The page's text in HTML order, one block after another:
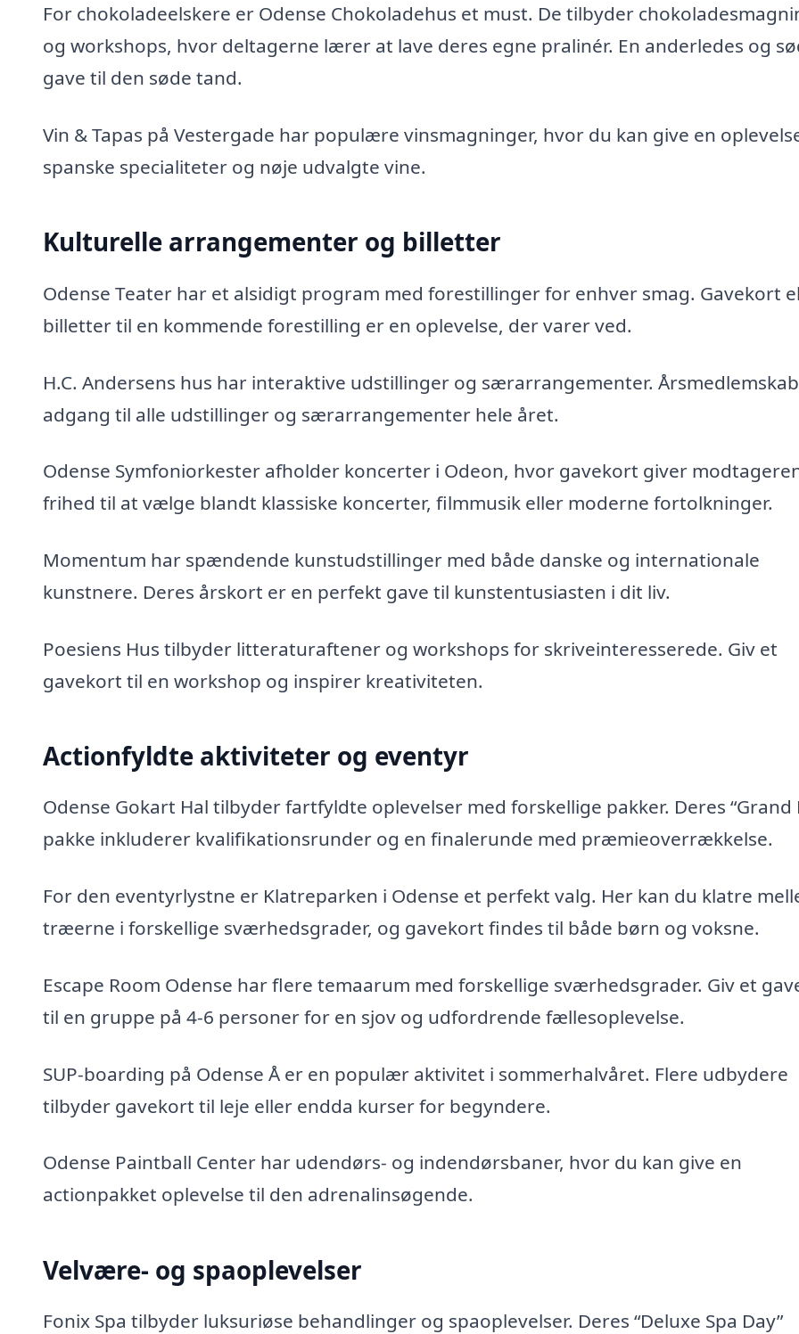
For chokoladeelskere er Odense Chokoladehus et must. De tilbyder
og workshops, hvor deltagerne lærer at lave deres egne pralinér. En anderledes og
gave til den søde tand.
Vin & Tapas på Vestergade har populære vinsmagninger, hvor du kan give en
spanske specialiteter og nøje udvalgte vine.
Kulturelle arrangementer og billetter
Odense Teater har et alsidigt program med forestillinger for enhver smag. Gavekort
billetter til en kommende forestilling er en oplevelse, der varer ved.
H.C. Andersens hus har interaktive udstillinger og særarrangementer.
adgang til alle udstillinger og særarrangementer hele året.
Odense Symfoniorkester afholder koncerter i Odeon, hvor gavekort giver
frihed til at vælge blandt klassiske koncerter, filmmusik eller moderne fortolkninger.
Momentum har spændende kunstudstillinger med både danske og internationale
kunstnere. Deres årskort er en perfekt gave til kunstentusiasten i dit liv.
Poesiens Hus tilbyder litteraturaftener og workshops for skriveinteresserede. Giv et
gavekort til en workshop og inspirer kreativiteten.
Actionfyldte aktiviteter og eventyr
Odense Gokart Hal tilbyder fartfyldte oplevelser med forskellige pakker. Deres “Grand
pakke inkluderer kvalifikationsrunder og en finalerunde med præmieoverrækkelse.
For den eventyrlystne er Klatreparken i Odense et perfekt valg. Her kan du klatre
træerne i forskellige sværhedsgrader, og gavekort findes til både børn og voksne.
Escape Room Odense har flere temaarum med forskellige sværhedsgrader. Giv et
til en gruppe på 4-6 personer for en sjov og udfordrende fællesoplevelse.
SUP-boarding på Odense Å er en populær aktivitet i sommerhalvåret. Flere udbydere
tilbyder gavekort til leje eller endda kurser for begyndere.
Odense Paintball Center har udendørs- og indendørsbaner, hvor du kan give en
actionpakket oplevelse til den adrenalinsøgende.
Velvære- og spaoplevelser
Fonix Spa tilbyder luksuriøse behandlinger og spaoplevelser. Deres “Deluxe Spa Day”